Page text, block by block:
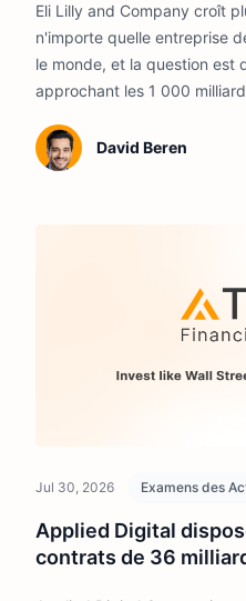
de dollars
Eli Lilly and Company croît
n'importe quelle entreprise
le monde, et la question est
approchant les 1 000
David Beren
Jul 30, 2026 Examens des
Applied Digital
contrats de 36